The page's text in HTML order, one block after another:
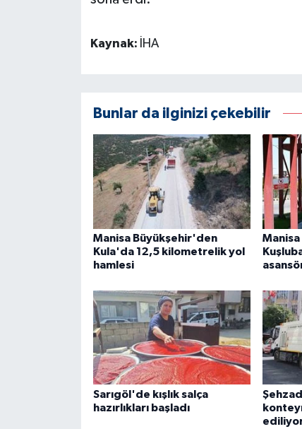
Kaynak: İHA
Bunlar da ilginizi çekebilir
Manisa Büyükşehir'den
Kula'da 12,5 kilometrelik yol
hamlesi
Sarıgöl'de kışlık salça
hazırlıkları başladı